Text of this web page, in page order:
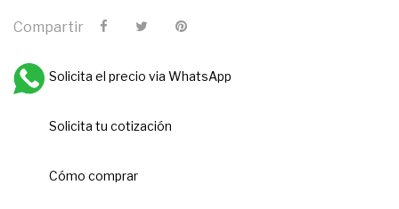
Compartir
Solicita el precio via WhatsApp
Solicita tu cotización
Cómo comprar